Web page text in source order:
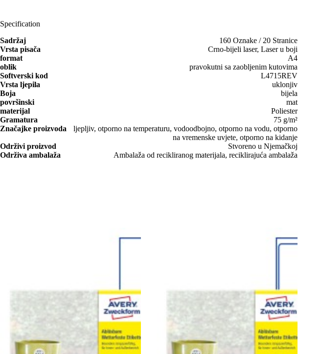
Specification
Sadržaj
160 Oznake / 20 Stranice
Vrsta pisača
Crno-bijeli laser, Laser u boji
format
A4
oblik
pravokutni sa zaobljenim kutovima
Softverski kod
L4715REV
Vrsta ljepila
uklonjiv
Boja
bijela
površinski
mat
materijal
Poliester
Gramatura
75 g/m²
Značajke proizvoda
ljepljiv, otporno na temperaturu, vodoodbojno, otporno na vodu, otporno
na vremenske uvjete, otporno na kidanje
Održivi proizvod
Stvoreno u Njemačkoj
Održiva ambalaža
Ambalaža od recikliranog materijala, reciklirajuća ambalaža